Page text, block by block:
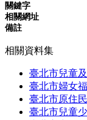
關鍵字
相關網址
備註
相關資料集
臺北市兒童
臺北市婦女
臺北市原住
臺北市兒童